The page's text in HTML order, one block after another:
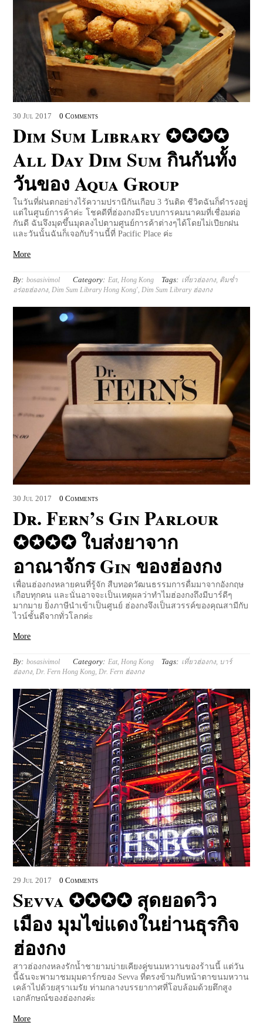
30 Jul 2017 0 Comments
Dim Sum Library ✪✪✪✪
All Day Dim Sum กินกันทั้ง
วันของ Aqua Group
ในวันที่ฝนตกอย่างไร้ความปรานีกันเกือบ 3 วันติด ชีวิตฉันก็ดำรงอยู่
แต่ในศูนย์การค้าค่ะ โชคดีที่ฮ่องกงมีระบบการคมนาคมที่เชื่อมต่อ
กันดี ฉันจึงมุดขึ้นมุดลงไปตามศูนย์การค้าต่างๆได้โดยไม่เปียกฝน
และวันนั้นฉันก็เจอกับร้านนี้ที่ Pacific Place ค่ะ
More
By: bosasivimol Category: Eat,Hong Kong Tags: เที่ยวฮ่องกง, ติมซ่ำ
อร่อยฮ่องกง,Dim Sum Library Hong Kong',Dim Sum Library ฮ่องกง
30 Jul 2017 0 Comments
Dr. Fern’s Gin Parlour
✪✪✪✪ ใบส่งยาจาก
อาณาจักร Gin ของฮ่องกง
เพื่อนฮ่องกงหลายคนที่รู้จัก สืบทอดวัฒนธรรมการดื่มมาจากอังกฤษ
เกือบทุกคน และนั่นอาจจะเป็นเหตุผลว่าทำไมฮ่องกงถึงมีบาร์ดีๆ
มากมาย ยิ่งภาษีนำเข้าเป็นศูนย์ ฮ่องกงจึงเป็นสวรรค์ของคุณสามีกับ
ไวน์ชั้นดีจากทั่วโลกค่ะ
More
By: bosasivimol Category: Eat,Hong Kong Tags: เที่ยวฮ่องกง, บาร์
ฮ่องกง,Dr. Fern Hong Kong,Dr. Fern ฮ่องกง
29 Jul 2017 0 Comments
Sevva ✪✪✪✪ สุดยอดวิว
เมือง มุมไข่แดงในย่านธุรกิจ
ฮ่องกง
สาวฮ่องกงหลงรักน้ำชายามบ่ายเคียงคู่ขนมหวานของร้านนี้ แต่วัน
นี้ฉันจะพามาชมมุมดาร์กของ Sevva ที่ตรงข้ามกับหน้าตาขนมหวาน
เคล้าไปด้วยสุราเมรัย ท่ามกลางบรรยากาศที่โอบล้อมด้วยตึกสูง
เอกลักษณ์ของฮ่องกงค่ะ
More